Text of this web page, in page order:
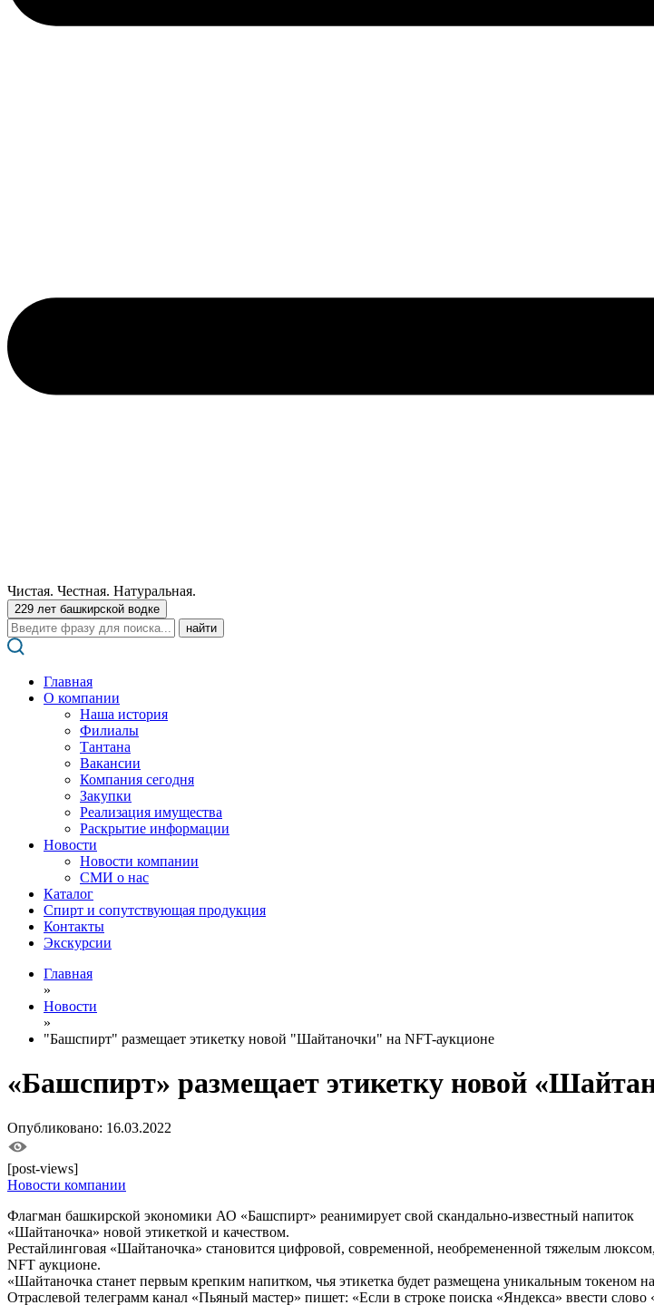
Чистая. Честная. Натуральная.
229 лет башкирской водке
Поиск:
Главная
О компании
Наша история
Филиалы
Тантана
Вакансии
Компания сегодня
Закупки
Реализация имущества
Раскрытие информации
Новости
Новости компании
СМИ о нас
Каталог
Спирт и сопутствующая продукция
Контакты
Экскурсии
Главная
»
Новости
»
"Башспирт" размещает этикетку новой "Шайтаночки" на NFT-аукционе
«Башспирт» размещает этикетку новой
Опубликовано: 16.03.2022
[post-views]
Новости компании
Флагман башкирской экономики АО «Башспирт» реанимирует свой скандально-известный напиток
«Шайтаночка» новой этикеткой и качеством.
Рестайлинговая «Шайтаночка» становится цифровой, современной, необремененной тяжелым
NFT аукционе.
«Шайтаночка станет первым крепким напитком, чья этикетка будет размещена уникальным
Отраслевой телеграмм канал «Пьяный мастер» пишет: «Если в строке поиска «Яндекса» ввести